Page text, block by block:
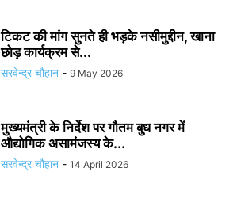
टिकट की मांग सुनते ही भड़के नसीमुद्दीन, खाना
छोड़ कार्यक्रम से...
सरवेन्द्र चौहान - 9 May 2026
मुख्यमंत्री के निर्देश पर गौतम बुध नगर में
औद्योगिक असामंजस्य के...
सरवेन्द्र चौहान - 14 April 2026